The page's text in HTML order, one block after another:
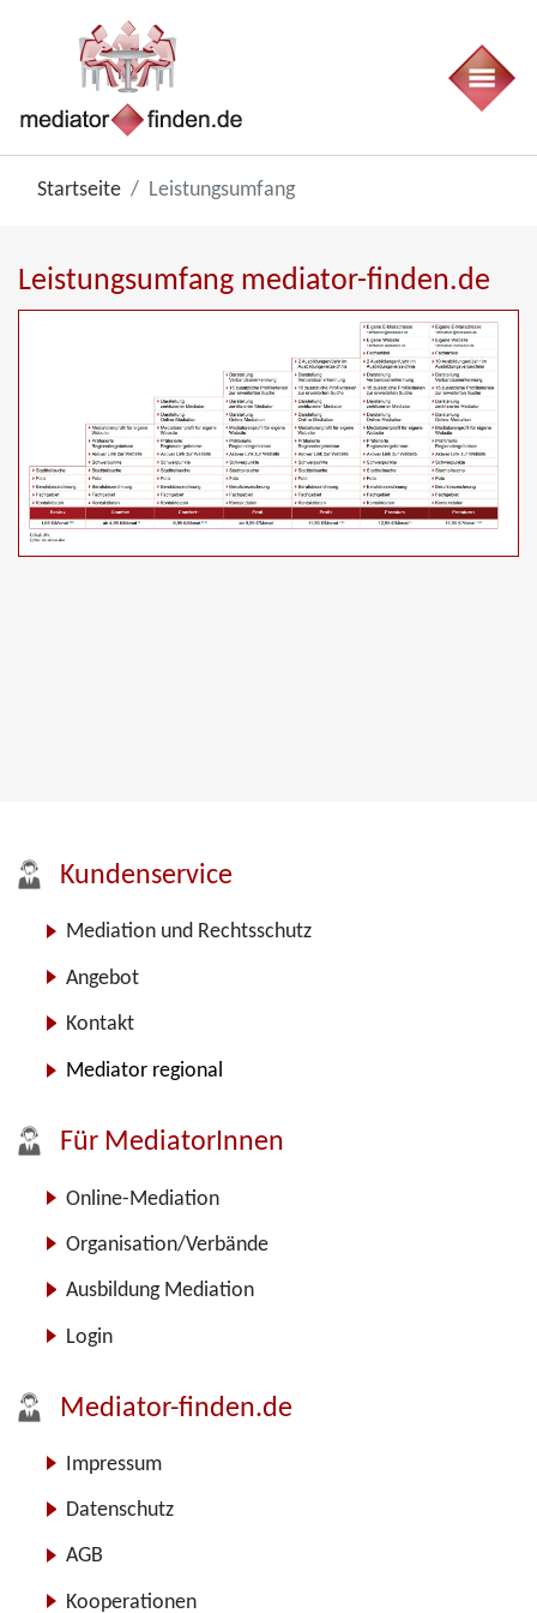
Startseite Leistungsumfang
Leistungsumfang mediator-finden.de
Kundenservice
Mediation und Rechtsschutz
Angebot
Kontakt
Mediator regional
Für MediatorInnen
Online-Mediation
Organisation/Verbände
Ausbildung Mediation
Login
Mediator-finden.de
Impressum
Datenschutz
AGB
Kooperationen